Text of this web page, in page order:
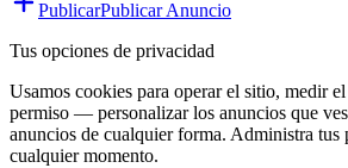
PublicarPublicar Anuncio
Tus opciones de privacidad
Usamos cookies para operar el sitio, medir
permiso — personalizar los anuncios que
anuncios de cualquier forma. Administra tus
cualquier momento.